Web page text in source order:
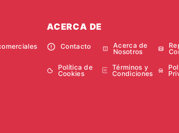
ACERCA DE
Contacto
Acerca de
Nosotros
Política de
Cookies
Términos y
Condiciones